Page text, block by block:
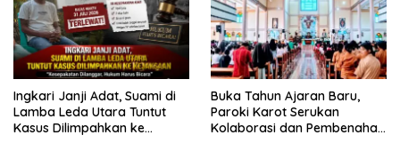
Ingkari Janji Adat, Suami di
Lamba Leda Utara Tuntut
Kasus Dilimpahkan ke
Buka Tahun Ajaran Baru,
Paroki Karot Serukan
Kolaborasi dan Pembenahan